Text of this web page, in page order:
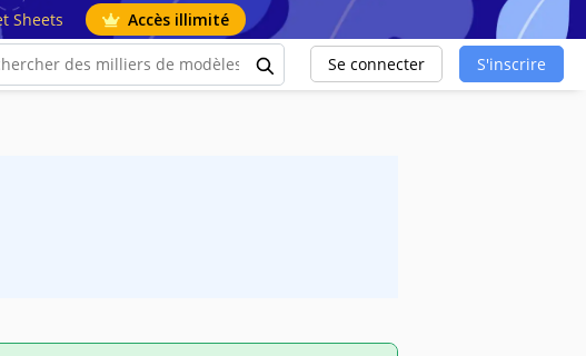
Sheets Accès illimité
Se connecter S'inscrire